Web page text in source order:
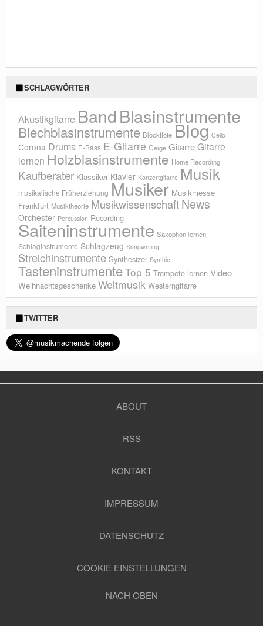
SCHLAGWÖRTER
Akustikgitarre BandBlasinstrumente
Blechblasinstrumente Blockflöte Blog Cello
Corona Drums E-Bass E-Gitarre Geige GitarreGitarre
lernen Holzblasinstrumente Home Recording
Kaufberater Klassiker Klavier Konzertgitarre Musik
musikalische Früherziehung Musiker Musikmesse
Frankfurt Musiktheorie MusikwissenschaftNews
Orchester Percussion Recording
Saiteninstrumente Saxophon lernen
Schlaginstrumente Schlagzeug Songwriting
Streichinstrumente Synthesizer Synthie
TasteninstrumenteTop 5 Trompete lernen Video
Weihnachtsgeschenke Weltmusik Westerngitarre
TWITTER
ABOUT
RSS
KONTAKT
IMPRESSUM
DATENSCHUTZ
COOKIE EINSTELLUNGEN
NACH OBEN